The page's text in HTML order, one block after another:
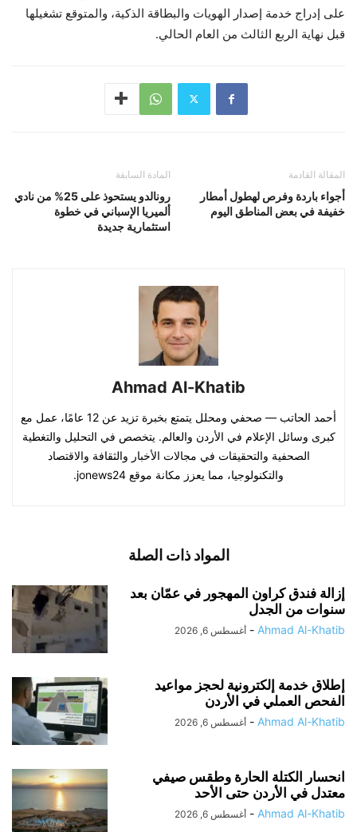
على إدراج خدمة إصدار الهويات والبطاقة الذكية، والمتوقع تشغيلها
قبل نهاية الربع الثالث من العام الحالي.
المادة السابقة
رونالدو يستحوذ على 25% من نادي
ألميريا الإسباني في خطوة
استثمارية جديدة
المقالة القادمة
أجواء باردة وفرص لهطول أمطار
خفيفة في بعض المناطق اليوم
Ahmad Al-Khatib
أحمد الحاتب — صحفي ومحلل يتمتع بخبرة تزيد عن 12 عامًا، عمل مع
كبرى وسائل الإعلام في الأردن والعالم. يتخصص في التحليل والتغطية
الصحفية والتحقيقات في مجالات الأخبار والثقافة والاقتصاد
والتكنولوجيا، مما يعزز مكانة موقع jonews24.
المواد ذات الصلة
إزالة فندق كراون المهجور في عمّان بعد
سنوات من الجدل
Ahmad Al-Khatib
- أغسطس 6, 2026
إطلاق خدمة إلكترونية لحجز مواعيد
الفحص العملي في الأردن
Ahmad Al-Khatib
- أغسطس 6, 2026
انحسار الكتلة الحارة وطقس صيفي
معتدل في الأردن حتى الأحد
Ahmad Al-Khatib
- أغسطس 6, 2026